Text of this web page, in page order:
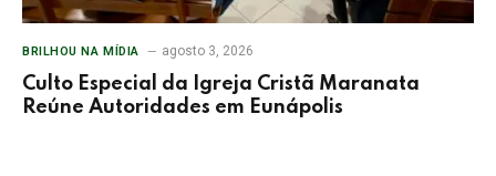
BRILHOU NA MÍDIA agosto 3, 2026
Culto Especial da Igreja Cristã Maranata
Reúne Autoridades em Eunápolis